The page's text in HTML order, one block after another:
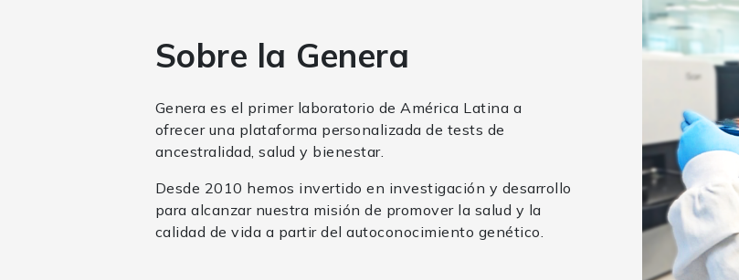
Sobre la Genera
Genera es el primer laboratorio de América Latina a
ofrecer una plataforma personalizada de tests de
ancestralidad, salud y bienestar.
Desde 2010 hemos invertido en investigación y desarrollo
para alcanzar nuestra misión de promover la salud y la
calidad de vida a partir del autoconocimiento genético.